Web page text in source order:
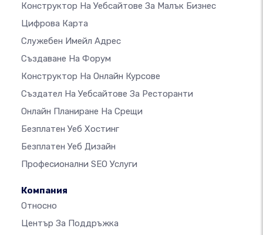
Конструктор На Уебсайтове За Малък Бизнес
Цифрова Карта
Служебен Имейл Адрес
Създаване На Форум
Конструктор На Онлайн Курсове
Създател На Уебсайтове За Ресторанти
Онлайн Планиране На Срещи
Безплатен Уеб Хостинг
Безплатен Уеб Дизайн
Професионални SEO Услуги
Компания
Относно
Център За Поддръжка